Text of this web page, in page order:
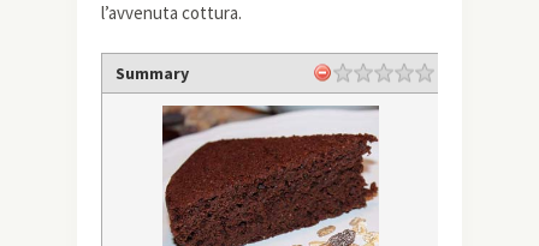
l’avvenuta cottura.
Summary